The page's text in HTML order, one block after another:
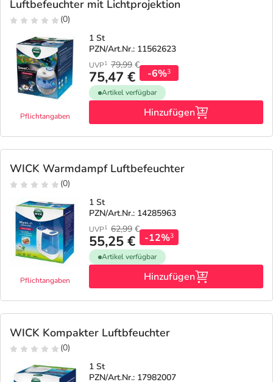
Tierapotheke
Vitamine & Mineralstoffe
Salus Deals
Luftbefeuchter mit Lichtprojektion
(0)
Pflichtangaben
1 St
PZN/Art.Nr.: 11562623
UVP1 79,99 €
75,47 € -6%3
Artikel verfügbar
Hinzufügen
WICK Warmdampf Luftbefeuchter
(0)
Pflichtangaben
1 St
PZN/Art.Nr.: 14285963
UVP1 62,99 €
55,25 € -12%3
Artikel verfügbar
Hinzufügen
WICK Kompakter Luftbfeuchter
(0)
1 St
PZN/Art.Nr.: 17982007